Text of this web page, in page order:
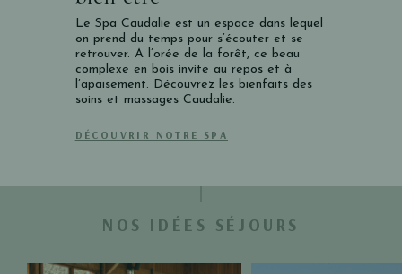
Le Spa Caudalie est un espace dans lequel
on prend du temps pour s’écouter et se
retrouver. A l’orée de la forêt, ce beau
complexe en bois invite au repos et à
l’apaisement. Découvrez les bienfaits des
soins et massages Caudalie.
DÉCOUVRIR NOTRE SPA
NOS IDÉES SÉJOURS